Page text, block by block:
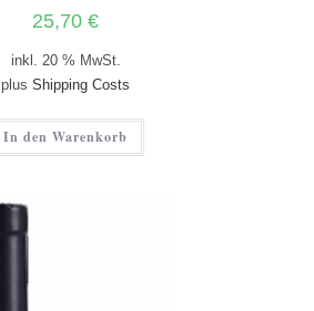
25,70 €
inkl. 20 % MwSt.
plus Shipping Costs
In den Warenkorb